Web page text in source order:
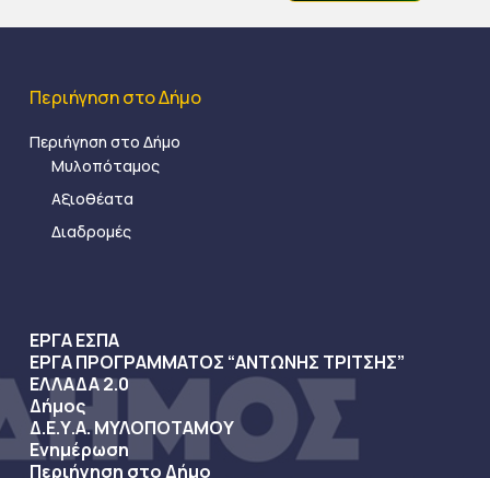
Περιήγηση στο Δήμο
Περιήγηση στο Δήμο
Μυλοπόταμος
Αξιοθέατα
Διαδρομές
ΕΡΓΑ ΕΣΠΑ
ΕΡΓΑ ΠΡΟΓΡΑΜΜΑΤΟΣ “ΑΝΤΩΝΗΣ ΤΡΙΤΣΗΣ”
ΕΛΛΑΔΑ 2.0
Δήμος
Δ.Ε.Υ.Α. ΜΥΛΟΠΟΤΑΜΟΥ
Ενημέρωση
Περιήγηση στο Δήμο